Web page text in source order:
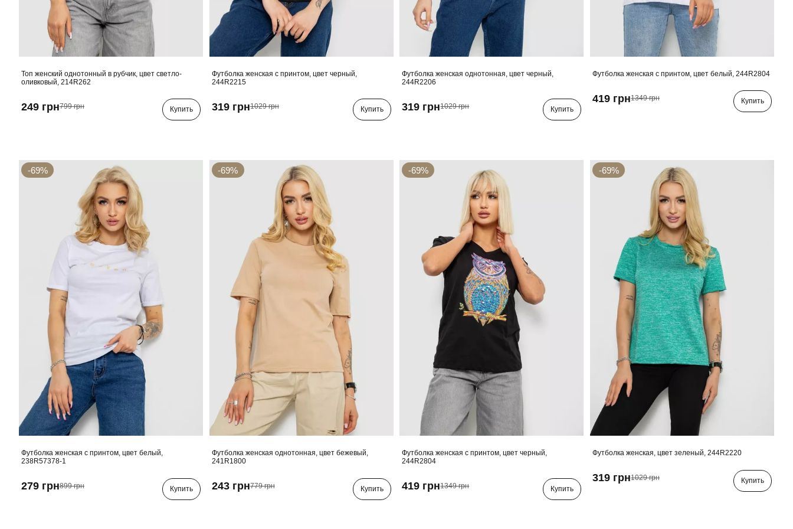
Топ женский однотонный в рубчик, цвет светло-
оливковый, 214R262
249 грн799 грн Купить
Футболка женская с принтом, цвет черный,
244R2215
319 грн1029 грн Купить
Футболка женская однотонная, цвет черный,
244R2206
319 грн1029 грн Купить
Футболка женская с принтом, цвет белый, 244R2804
419 грн1349 грн Купить
-69%
Футболка женская с принтом, цвет белый,
238R57378-1
279 грн899 грн Купить
-69%
Футболка женская однотонная, цвет бежевый,
241R1800
243 грн779 грн Купить
-69%
Футболка женская с принтом, цвет черный,
244R2804
419 грн1349 грн Купить
-69%
Футболка женская, цвет зеленый, 244R2220
319 грн1029 грн Купить